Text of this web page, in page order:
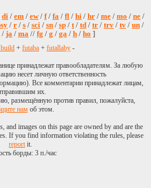
di / em / ew/ f/ fa / fl / hi / hr / me / mo / ne /
/ r / s / sci / sn / sp / t/ td / tr / trv / tv / un /
/ ja / ma // fg / g / ga / h / ho ]
+ futaba + futallaby -
принадлежат правообладателям. За любую
несет личную ответственность
Все комментарии принадлежат лицам,
их.
размещённую против правил, пожалуйста,
намоб этом.
and images on this page are owned by and are the
If you find information violating the rules, please
reportit.
борды: 3 п./час